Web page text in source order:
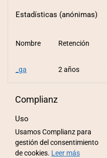
Estadísticas (anónimas)
Nombre
_ga
Retención
2 años
Complianz
Uso
Usamos Complianz para
gestión del consentimiento
de cookies. Leer más